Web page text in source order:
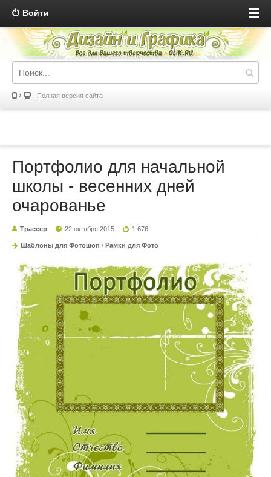
Войти
Полная версия сайта
Портфолио для начальной
школы - весенних дней
очарованье
Трассер 22 октября 2015 1 676
Шаблоны для Фотошоп / Рамки для Фото